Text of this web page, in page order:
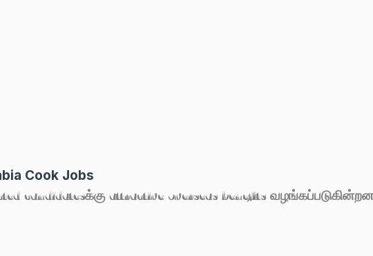
Cook Jobs
candidatesக்கு attractive overseas benefits